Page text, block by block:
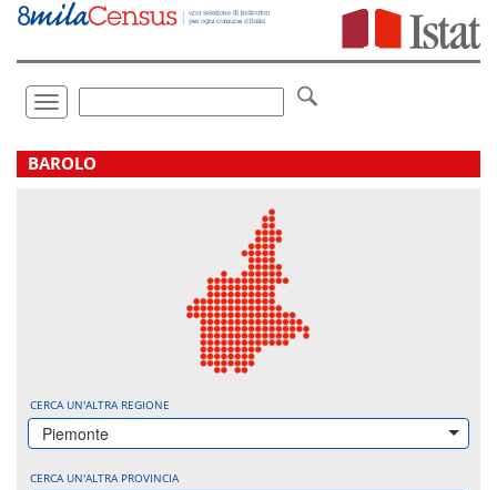
Vai
direttamente
Toggle
navigation
.
BAROLO
CERCA UN'ALTRA REGIONE
Piemonte
CERCA UN'ALTRA PROVINCIA